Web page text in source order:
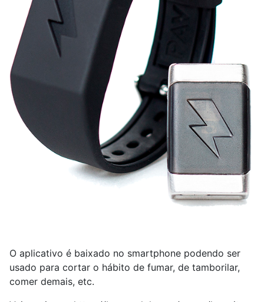
O aplicativo é baixado no smartphone podendo ser
usado para cortar o hábito de fumar, de tamborilar,
comer demais, etc.